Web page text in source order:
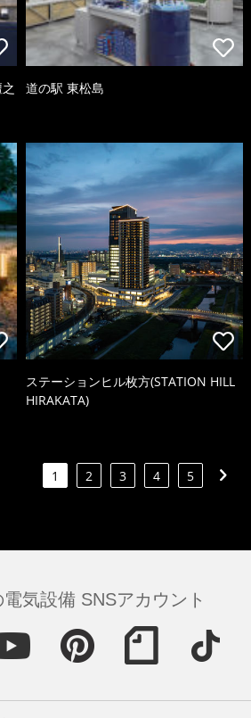
道の駅 東松島
ステーションヒル枚方(STATION HILL
HIRAKATA)
1 2 3 4 5
気設備 SNSアカウント